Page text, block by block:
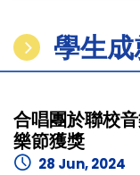
學生
合唱團於聯校
樂節獲獎
28 Jun, 2024